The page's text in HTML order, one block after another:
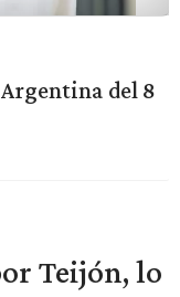
del 8
Teijón, lo